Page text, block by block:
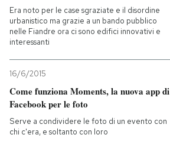
Era noto per le case sgraziate e il disordine
urbanistico ma grazie a un bando pubblico
nelle Fiandre ora ci sono edifici innovativi e
interessanti
16/6/2015
Come funziona Moments, la nuova app di
Facebook per le foto
Serve a condividere le foto di un evento con
chi c'era, e soltanto con loro